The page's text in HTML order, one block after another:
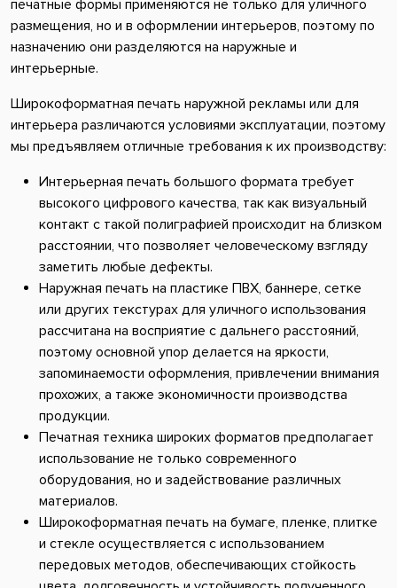
печатные формы применяются не только для уличного
размещения, но и в оформлении интерьеров, поэтому по
назначению они разделяются на наружные и
интерьерные.
Широкоформатная печать наружной рекламы или для
интерьера различаются условиями эксплуатации, поэтому
мы предъявляем отличные требования к их производству:
Интерьерная печать большого формата требует
высокого цифрового качества, так как визуальный
контакт с такой полиграфией происходит на близком
расстоянии, что позволяет человеческому взгляду
заметить любые дефекты.
Наружная печать на пластике ПВХ, баннере, сетке
или других текстурах для уличного использования
рассчитана на восприятие с дальнего расстояний,
поэтому основной упор делается на яркости,
запоминаемости оформления, привлечении внимания
прохожих, а также экономичности производства
продукции.
Печатная техника широких форматов предполагает
использование не только современного
оборудования, но и задействование различных
материалов.
Широкоформатная печать на бумаге, пленке, плитке
и стекле осуществляется с использованием
передовых методов, обеспечивающих стойкость